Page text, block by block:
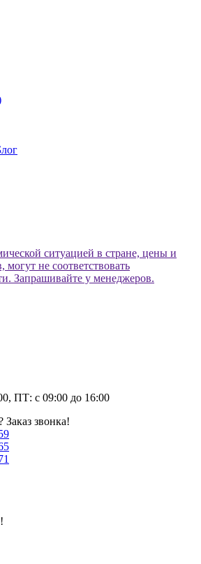
ситуацией в стране, цены и
могут не соответствовать
Запрашивайте у менеджеров.
ПТ: с 09:00 до 16:00
Заказ звонка!